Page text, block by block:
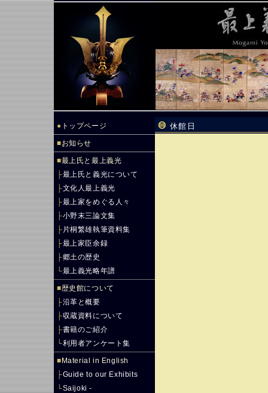
● トップページ
■お知らせ
■最上氏と最上義光
├最上氏と義光について
├文化人最上義光
├最上家をめぐる人々
├小野末三論文集
├ 片桐繁雄執筆資料集
├最上家臣余録
├郷土の歴史
└最上義光略年譜
■歴史館について
├沿革と概要
├収蔵資料について
├書籍のご紹介
└利用者アンケート集
■ Material in English
├Guide to our Exhibits
└Saijoki -
休館日